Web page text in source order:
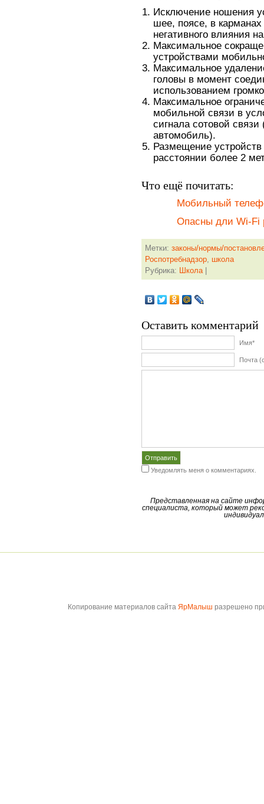
Исключение ношения
шее, поясе, в
негативного влияния
Максимальное
устройствами
Максимальное
головы в момент
использованием
Максимальное
мобильной связи в
сигнала сотовой
автомобиль).
Размещение
расстоянии более 2
Что ещё почитать:
Мобильный
Опасны дли Wi-Fi
Метки: законы/нормы/
Роспотребнадзор, школа
Рубрика: Школа|
Оставить комментарий
Имя*
Почта
Уведомлять меня о комментариях.
Представленная на сайте
специалиста, который может
Копирование материалов сайта ЯрМалыш разрешено